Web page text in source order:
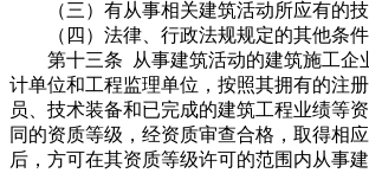
（三）有从事相关建筑活动所应有的技
（四）法律、行政法规规定的其他条件
第十三条 从事建筑活动的建筑施工企
计单位和工程监理单位，按照其拥有的注
员、技术装备和已完成的建筑工程业绩等
同的资质等级，经资质审查合格，取得相
后，方可在其资质等级许可的范围内从事建